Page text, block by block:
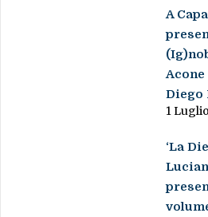
A
Diego
1
‘La